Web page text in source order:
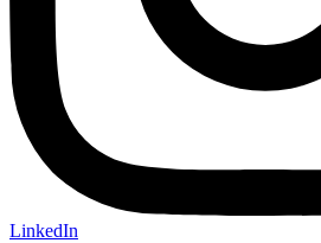
LinkedIn